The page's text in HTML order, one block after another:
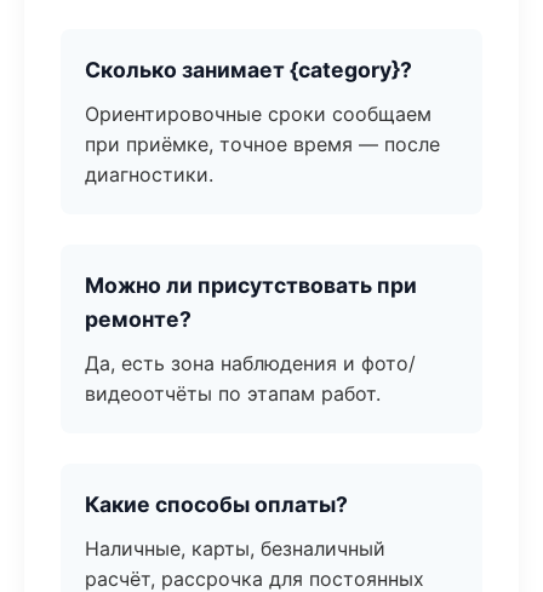
Сколько занимает {category}?
Ориентировочные сроки сообщаем
при приёмке, точное время — после
диагностики.
Можно ли присутствовать при
ремонте?
Да, есть зона наблюдения и фото/
видеоотчёты по этапам работ.
Какие способы оплаты?
Наличные, карты, безналичный
расчёт, рассрочка для постоянных